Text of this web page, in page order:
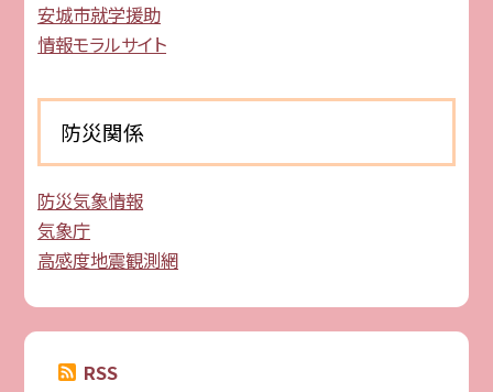
安城市就学援助
情報モラルサイト
防災関係
防災気象情報
気象庁
高感度地震観測網
RSS